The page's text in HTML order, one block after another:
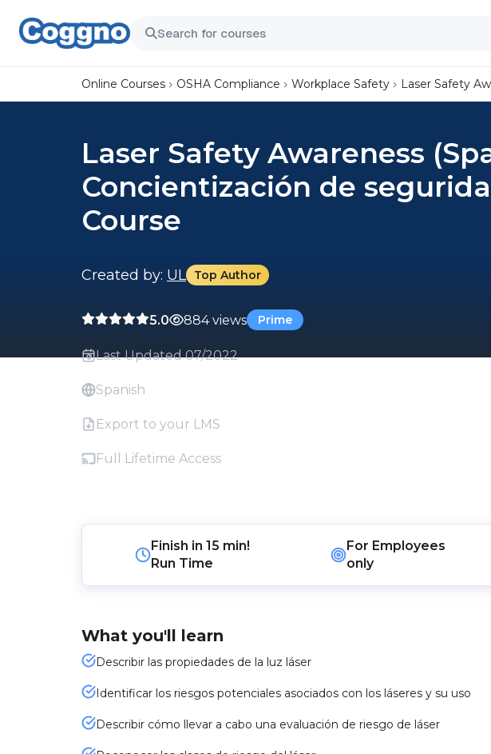
Online Courses OSHA Compliance Workplace Safety Laser Safety
Laser Safety Awareness
Concientización de
Course
Created by: UL Top Author
5.0 884 views Prime
Last Updated 07/2022
Spanish
Export to your LMS
Full Lifetime Access
Finish in15 min!
Run Time
For Employees
only
What you'll learn
Describir las propiedades de la luz láser
Identificar los riesgos potenciales asociados con los láseres y su uso
Describir cómo llevar a cabo una evaluación de riesgo de láser